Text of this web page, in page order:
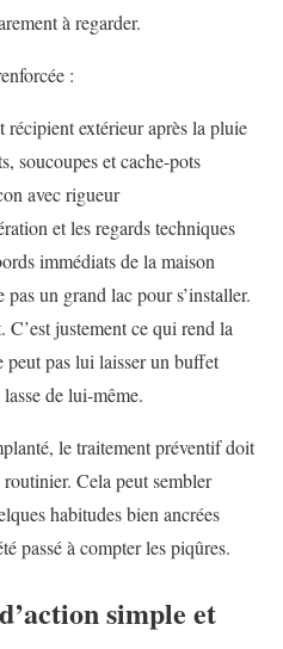
à regarder.
:
récipient extérieur après la pluie
soucoupes et cache-pots
avec rigueur
et les regards techniques
immédiats de la maison
un grand lac pour s’installer.
justement ce qui rend la
pas lui laisser un buffet
de lui-même.
le traitement préventif doit
Cela peut sembler
habitudes bien ancrées
passé à compter les piqûres.
simple et